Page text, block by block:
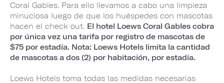
Coral Gables. Para ello llevamos a cabo una limpieza
minuciosa luego de que los huéspedes con mascotas
hacen el check out. El hotel Loews Coral Gables cobra
por única vez una tarifa por registro de mascotas de
$75 por estadía. Nota: Loews Hotels limita la cantidad
de mascotas a dos (2) por habitación, por estadía.
Loews Hotels toma todas las medidas necesarias